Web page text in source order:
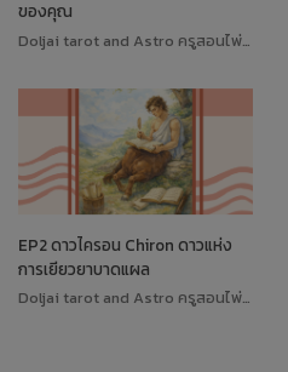
ของคุณ
Doljai tarot and Astro ครูสอนไพ่ทาโรต์
EP2 ดาวไครอน Chiron ดาวแห่ง
การเยียวยาบาดแผล
Doljai tarot and Astro ครูสอนไพ่ทาโรต์